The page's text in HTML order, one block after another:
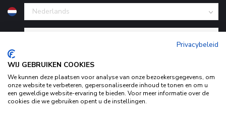
Privacybeleid
WIJ GEBRUIKEN COOKIES
We kunnen deze plaatsen voor analyse van onze bezoekersgegevens, om
onze website te verbeteren, gepersonaliseerde inhoud te tonen en om u
een geweldige website-ervaring te bieden. Voor meer informatie over de
cookies die we gebruiken opent u de instellingen.